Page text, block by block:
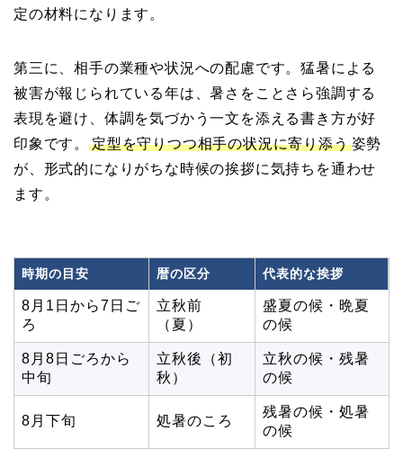
定の材料になります。
第三に、相手の業種や状況への配慮です。猛暑による
被害が報じられている年は、暑さをことさら強調する
表現を避け、体調を気づかう一文を添える書き方が好
印象です。
定型を守りつつ相手の状況に寄り添う姿勢
が、形式的になりがちな時候の挨拶に気持ちを通わせ
ます。
時期の目安 暦の区分 代表的な挨拶
8月1日から7日ご
ろ
立秋前
（夏）
盛夏の候・晩夏
の候
8月8日ごろから
中旬
立秋後（初
秋）
立秋の候・残暑
の候
8月下旬 処暑のころ
残暑の候・処暑
の候